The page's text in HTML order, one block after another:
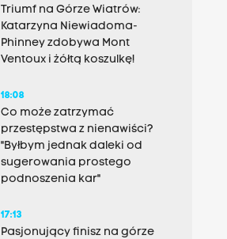
Triumf na Górze Wiatrów:
Katarzyna Niewiadoma-
Phinney zdobywa Mont
Ventoux i żółtą koszulkę!
18:08
Co może zatrzymać
przestępstwa z nienawiści?
"Byłbym jednak daleki od
sugerowania prostego
podnoszenia kar"
17:13
Pasjonujący finisz na górze